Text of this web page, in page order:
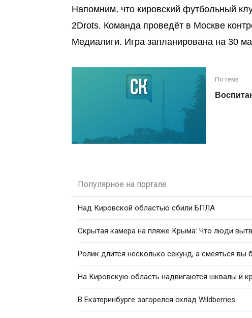
Напомним, что кировский футбольный
2Drots. Команда проведёт в Москве
Медиалиги. Игра запланирована на 30
По теме
Популярное на портале
Над Кировской областью сбили БПЛА
Скрытая камера на пляже Крыма: Что люди
Ролик длится несколько секунд, а смеяться вы
На Кировскую область надвигаются шквалы и
В Екатеринбурге загорелся склад Wildberries